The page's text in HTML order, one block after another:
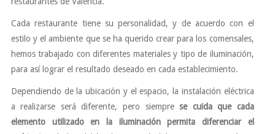
Cada restaurante tiene su personalidad, y de acuerdo con el
estilo y el ambiente que se ha querido crear para los comensales,
hemos trabajado con diferentes materiales y tipo de iluminación,
para así lograr el resultado deseado en cada establecimiento.
Dependiendo de la ubicación y el espacio, la instalación eléctrica
a realizarse será diferente, pero siemprese cuida que cada
elemento utilizado en la iluminación permita diferenciar el